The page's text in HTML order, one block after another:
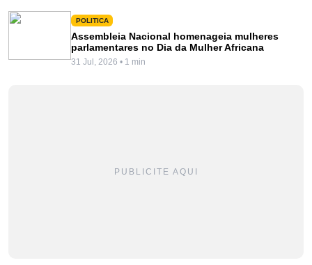
POLITICA
Assembleia Nacional homenageia mulheres
parlamentares no Dia da Mulher Africana
31 Jul, 2026 • 1 min
PUBLICITE AQUI